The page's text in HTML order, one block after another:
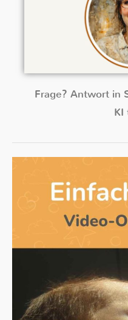
Frage? Antwort in
KI